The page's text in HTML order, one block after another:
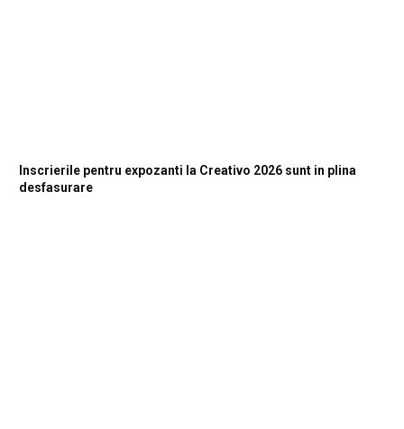
Inscrierile pentru expozanti la Creativo 2026 sunt in plina
desfasurare